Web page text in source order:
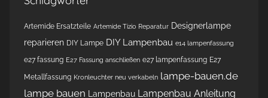
Artemide Ersatzteile Artemide Tizio Reparatur Designerlampe
reparieren DIY Lampe DIY Lampenbau e14 lampenfassung
e27 fassung E27 Fassung anschließen e27 lampenfassung E27
Metallfassung Kronleuchter neu verkabeln lampe-bauen.de
lampe bauen
Lampenbau Lampenbau Anleitung